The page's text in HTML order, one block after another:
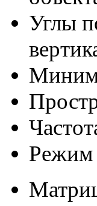
Углы
Режим